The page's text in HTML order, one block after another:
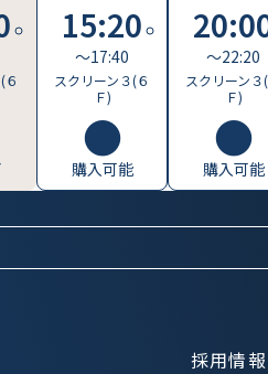
６
15:20
〜17:40
スクリーン３(６
Ｆ)
購入可能
〜22:20
スクリーン３
Ｆ)
購入可能
採用情報